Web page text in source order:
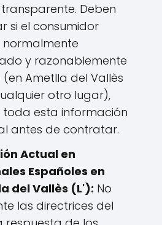
Deben
si el consumidor
normalmente
y razonablemente
Ametlla del Vallès
otro lugar),
toda esta información
antes de contratar.
Actual en
Españoles en
del Vallès (L'): No
las directrices del